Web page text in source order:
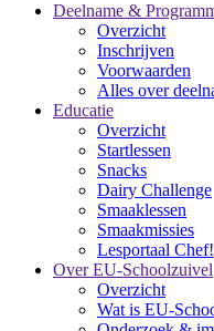
Deelname &
Overzicht
Inschrijven
Voorwaarden
Alles over
Educatie
Overzicht
Startlessen
Snacks
Dairy Challenge
Smaaklessen
Smaakmissies
Lesportaal Chef!
Over EU-Schoolzuivel
Overzicht
Wat is EU-